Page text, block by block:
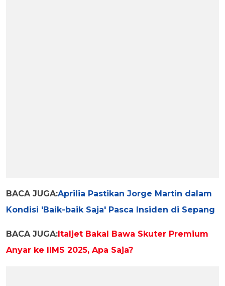
BACA JUGA:Aprilia Pastikan Jorge Martin dalam
Kondisi 'Baik-baik Saja' Pasca Insiden di Sepang
BACA JUGA:Italjet Bakal Bawa Skuter Premium
Anyar ke IIMS 2025, Apa Saja?